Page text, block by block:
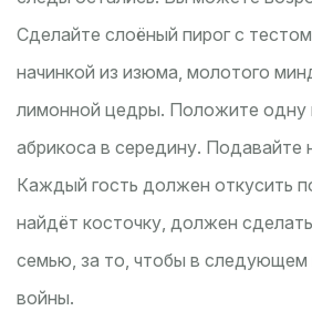
Сделайте слоёный пирог с
начинкой из изюма, молотого
лимонной цедры. Положите одну
абрикоса в середину. Подавайте
Каждый гость должен откусить
найдёт косточку, должен
семью, за то, чтобы в следующем
войны.